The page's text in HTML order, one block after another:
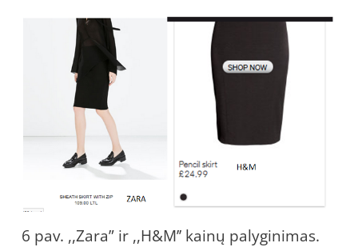
6 pav. ,,Zara” ir ,,H&M’’ kainų palyginimas.